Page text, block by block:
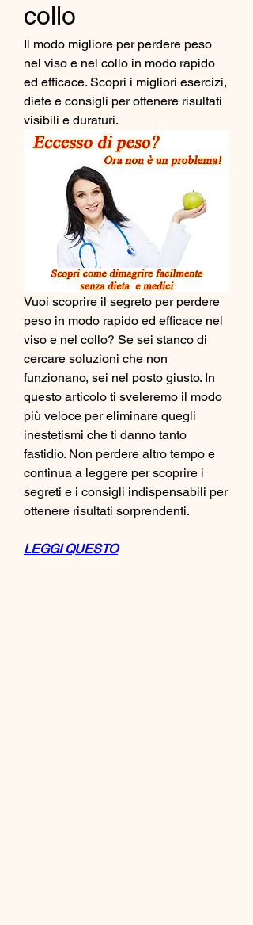
collo
Il modo migliore per perdere peso
nel viso e nel collo in modo rapido
ed efficace. Scopri i migliori esercizi,
diete e consigli per ottenere risultati
visibili e duraturi.
Vuoi scoprire il segreto per perdere
peso in modo rapido ed efficace nel
viso e nel collo? Se sei stanco di
cercare soluzioni che non
funzionano, sei nel posto giusto. In
questo articolo ti sveleremo il modo
più veloce per eliminare quegli
inestetismi che ti danno tanto
fastidio. Non perdere altro tempo e
continua a leggere per scoprire i
segreti e i consigli indispensabili per
ottenere risultati sorprendenti.
LEGGI QUESTO